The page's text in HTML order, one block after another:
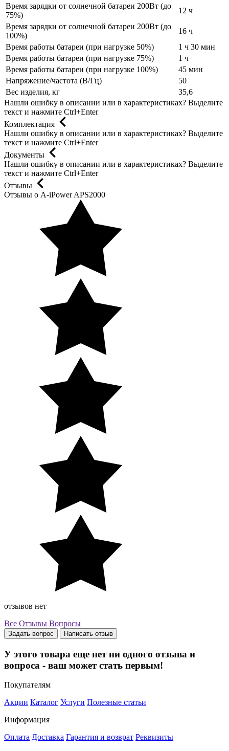
Время зарядки от солнечной батареи 200Вт (до
75%)
12 ч
Время зарядки от солнечной батареи 200Вт (до
100%)
16 ч
Время работы батареи (при нагрузке 50%)
1 ч 30 мин
Время работы батареи (при нагрузке 75%)
1 ч
Время работы батареи (при нагрузке 100%)
45 мин
Напряжение/частота (В/Гц)
50
Вес изделия, кг
35,6
Нашли ошибку в описании или в характеристиках? Выделите
текст и нажмите Ctrl+Enter
Комплектация
Нашли ошибку в описании или в характеристиках? Выделите
текст и нажмите Ctrl+Enter
Документы
Нашли ошибку в описании или в характеристиках? Выделите
текст и нажмите Ctrl+Enter
Отзывы
Отзывы о A-iPower APS2000
отзывов нет
Все Отзывы Вопросы
Задать вопрос Написать отзыв
У этого товара еще нет ни одного отзыва и
вопроса - ваш может стать первым!
Покупателям
Акции Каталог Услуги Полезные статьи
Информация
Оплата Доставка Гарантия и возврат Реквизиты